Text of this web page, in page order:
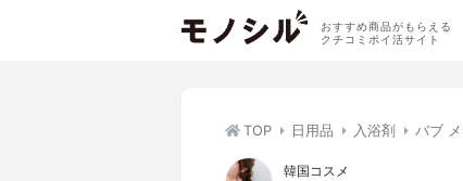
おすすめ商品がもらえる
クチコミポイ活サイト
TOP 日用品 入浴剤 バブ
韓国コスメ